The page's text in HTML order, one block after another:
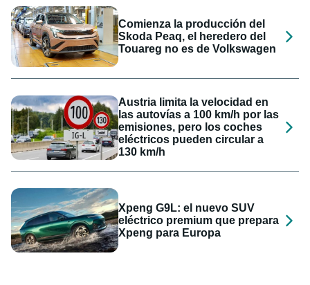
Comienza la producción del
Skoda Peaq, el heredero del
Touareg no es de Volkswagen
Austria limita la velocidad en
las autovías a 100 km/h por las
emisiones, pero los coches
eléctricos pueden circular a
130 km/h
Xpeng G9L: el nuevo SUV
eléctrico premium que prepara
Xpeng para Europa